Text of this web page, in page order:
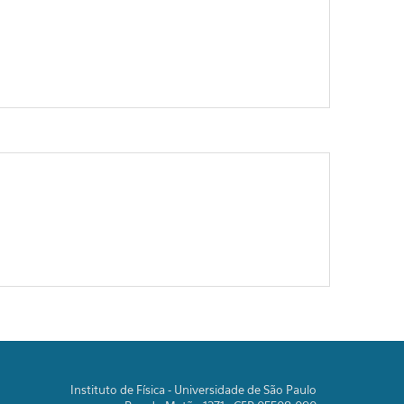
Instituto de Física - Universidade de São Paulo